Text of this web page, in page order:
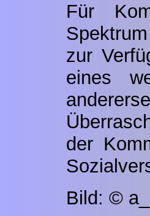
Für
zur
eines
der
Bild: ©